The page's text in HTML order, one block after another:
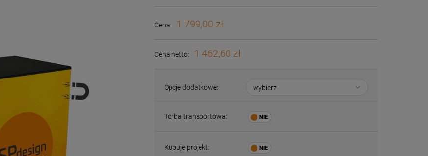
Cena: 1 799,00 zł
Cena netto: 1 462,60 zł
Opcje dodatkowe:
Torba transportowa:
Kupuje projekt: